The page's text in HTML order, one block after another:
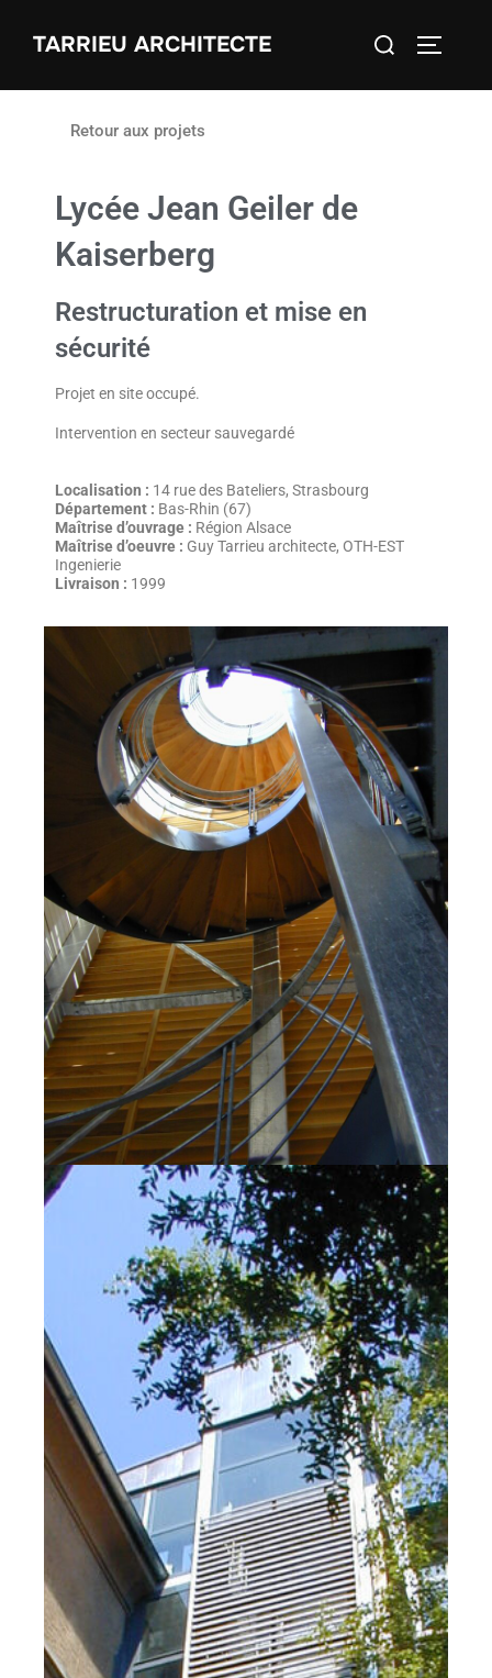
TARRIEU ARCHITECTE
Retour aux projets
Lycée Jean Geiler de
Kaiserberg
Restructuration et mise en
sécurité
Projet en site occupé.
Intervention en secteur sauvegardé
Localisation : 14 rue des Bateliers, Strasbourg
Département : Bas-Rhin (67)
Maîtrise d’ouvrage : Région Alsace
Maîtrise d’oeuvre : Guy Tarrieu architecte, OTH-EST
Ingenierie
Livraison : 1999